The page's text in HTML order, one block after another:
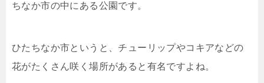
ちなか市の中にある公園です。
ひたちなか市というと、チューリップやコキアなどの
花がたくさん咲く場所があると有名ですよね。